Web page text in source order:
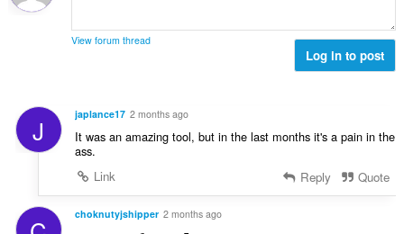
View forum thread
Log in to post
J japlance17 2 months ago
It was an amazing tool, but in the last months it's a pain in the
ass.
Link
Reply Quote
choknutyjshipper 2 months ago